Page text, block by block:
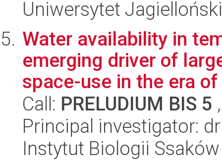
Uniwersytet
Water availability in
emerging driver of
space-use in the era
Call: PRELUDIUM BIS 5
Principal investigator:
Instytut Biologii Ssaków